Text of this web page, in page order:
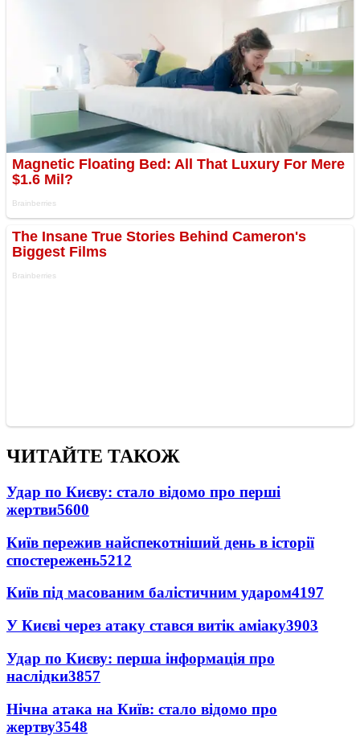
ЧИТАЙТЕ ТАКОЖ
Удар по Києву: стало відомо про перші
жертви5600
Київ пережив найспекотніший день в історії
спостережень5212
Київ під масованим балістичним ударом4197
У Києві через атаку стався витік аміаку3903
Удар по Києву: перша інформація про
наслідки3857
Нічна атака на Київ: стало відомо про
жертву3548